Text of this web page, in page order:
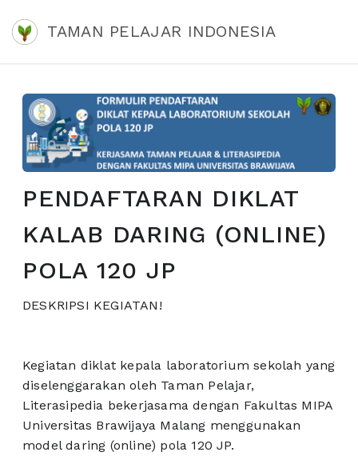
TAMAN PELAJAR INDONESIA
PENDAFTARAN DIKLAT
KALAB DARING (ONLINE)
POLA 120 JP
DESKRIPSI KEGIATAN!
Kegiatan diklat kepala laboratorium sekolah yang
diselenggarakan oleh Taman Pelajar,
Literasipedia bekerjasama dengan Fakultas MIPA
Universitas Brawijaya Malang menggunakan
model daring (online) pola 120 JP.